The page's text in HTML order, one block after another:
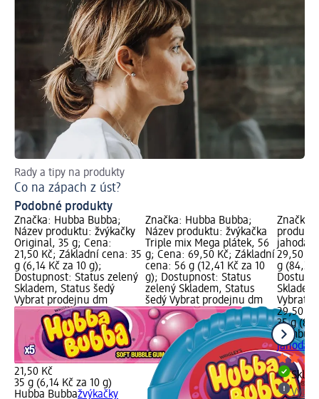
Rady a tipy na produkty
Co na zápach z úst?
Podobné produkty
Značka: Hubba Bubba;
Název produktu: žvýkačky
Original, 35 g; Cena:
21,50 Kč; Základní cena: 35
g (6,14 Kč za 10 g);
Dostupnost: Status zelený
Skladem, Status šedý
Vybrat prodejnu dm
21,50 Kč
35 g (6,14 Kč za 10 g)
Hubba Bubbažvýkačky
Značka: Hubba Bubba;
Název produktu: žvýkačka
Triple mix Mega plátek, 56
g; Cena: 69,50 Kč; Základní
cena: 56 g (12,41 Kč za 10
g); Dostupnost: Status
zelený Skladem, Status
šedý Vybrat prodejnu dm
Značka:
jahoda,
29,50
g (84,29
Vybrat
29,50 Kč
35 g
bombus
jahoda,